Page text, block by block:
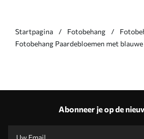
Startpagina Fotobehang
Fotobehang Paardebloemen met
Abonneer je op de